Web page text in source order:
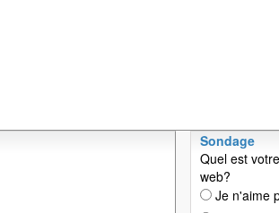
Sondage
Quel est
web?
Je n'aime